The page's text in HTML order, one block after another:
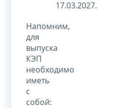
17.03.2027.
Напомним,
для
выпуска
КЭП
необходимо
иметь
с
собой: